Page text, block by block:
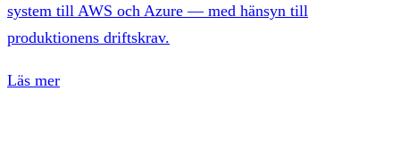
system till AWS och Azure — med hänsyn till
produktionens driftskrav.
Läs mer